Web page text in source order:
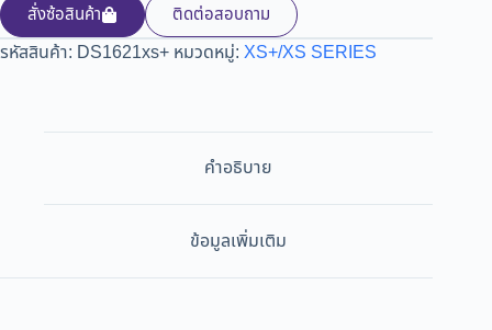
สั่งซ้อสินค้า
ติดต่อสอบถาม
รหัสสินค้า: DS1621xs+ หมวดหมู่: XS+/XS SERIES
คำอธิบาย
ข้อมูลเพิ่มเติม